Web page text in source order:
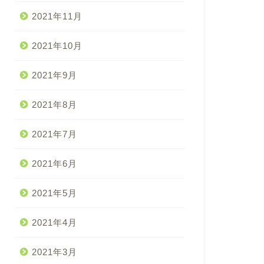
2021年11月
2021年10月
2021年9月
2021年8月
2021年7月
2021年6月
2021年5月
2021年4月
2021年3月